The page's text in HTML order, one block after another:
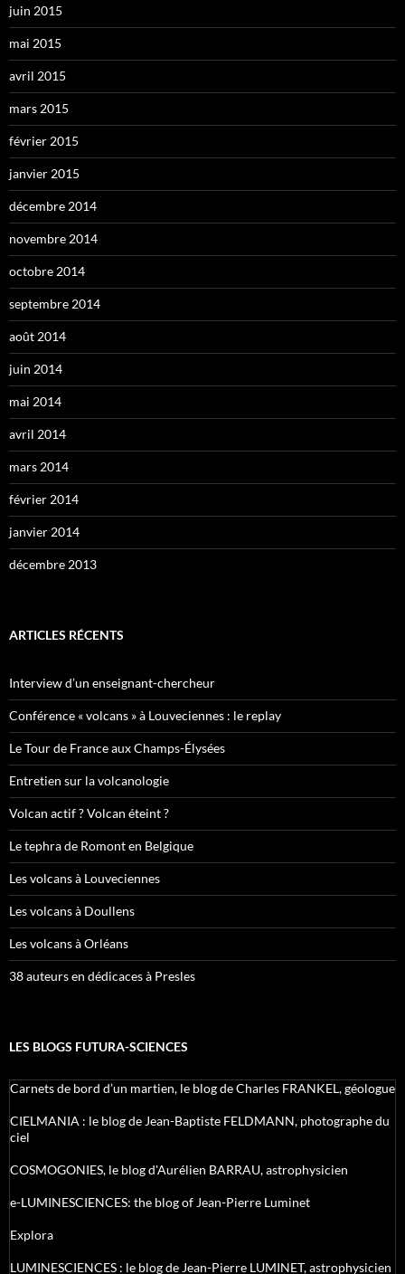
juin 2015
mai 2015
avril 2015
mars 2015
février 2015
janvier 2015
décembre 2014
novembre 2014
octobre 2014
septembre 2014
août 2014
juin 2014
mai 2014
avril 2014
mars 2014
février 2014
janvier 2014
décembre 2013
ARTICLES RÉCENTS
Interview d’un enseignant-chercheur
Conférence « volcans » à Louveciennes : le replay
Le Tour de France aux Champs-Élysées
Entretien sur la volcanologie
Volcan actif ? Volcan éteint ?
Le tephra de Romont en Belgique
Les volcans à Louveciennes
Les volcans à Doullens
Les volcans à Orléans
38 auteurs en dédicaces à Presles
LES BLOGS FUTURA-SCIENCES
Carnets de bord d’un martien, le blog de Charles FRANKEL, géologue
CIELMANIA : le blog de Jean-Baptiste FELDMANN, photographe du
ciel
COSMOGONIES, le blog d'Aurélien BARRAU, astrophysicien
e-LUMINESCIENCES: the blog of Jean-Pierre Luminet
Explora
LUMINESCIENCES : le blog de Jean-Pierre LUMINET, astrophysicien